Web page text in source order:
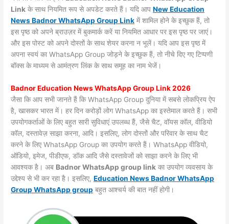
Link के साथ नियमित रूप से अपडेट करते हैं। यदि आपNew Education
News Badnor WhatsApp Group Link में शामिल होने के इच्छुक हैं, तो
इस पृष्ठ को अपने ब्राउज़र में बुकमार्क करें या नियमित आधार पर इस पृष्ठ पर जाएं।
और इस पोस्ट को अपने दोस्तों के साथ शेयर करना न भूलें। यदि आप इस पृष्ठ में
अपना स्वयं का WhatsApp Group जोड़ने के इच्छुक हैं, तो नीचे दिए गए टिप्पणी
बॉक्स के माध्यम से आमंत्रण लिंक के साथ समूह का नाम भेजें।
Badnor Education News WhatsApp Group Link 2026
जैसा कि आप सभी जानते हैं कि WhatsApp Group दुनिया में सबसे लोकप्रिय ऐप
है, खासकर भारत में। हर दिन करोड़ों लोग WhatsApp का इस्तेमाल करते हैं। सभी
उपयोगकर्ताओं के लिए बहुत सारी सुविधाएं उपलब्ध हैं, जैसे चैट, वॉयस कॉल, वीडियो
कॉल, दस्तावेज़ साझा करना, आदि। इसलिए, लोग दोस्तों और परिवार के साथ चैट
करने के लिए WhatsApp Group का उपयोग करते हैं। WhatsApp वीडियो,
ऑडियो, इमेज, पीडीएफ, डॉक आदि जैसे दस्तावेजों को साझा करने के लिए भी
आवश्यक है। अब Badnor WhatsApp group link का उपयोग व्यवसाय के
उद्देश्य से भी कर रहा है। इसलिए,Education News Badnor WhatsApp
Group WhatsApp group बहुत आश्चर्य की बात नहीं होगी।